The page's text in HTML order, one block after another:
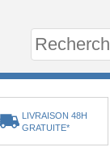
LIVRAISON 48H
GRATUITE*